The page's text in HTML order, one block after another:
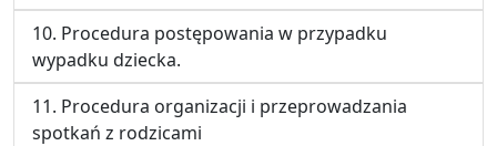
10. Procedura postępowania w przypadku
wypadku dziecka.
11. Procedura organizacji i przeprowadzania
spotkań z rodzicami